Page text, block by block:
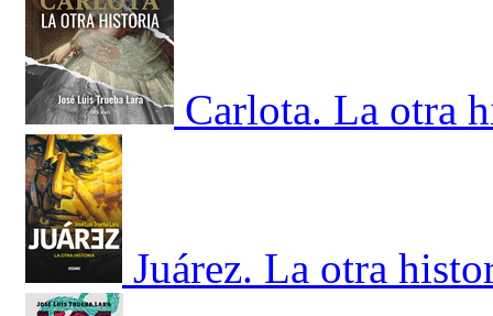
Carlota. La otra
Juárez. La otra